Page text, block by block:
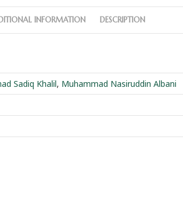
INFORMATION DESCRIPTION
Sadiq Khalil, Muhammad Nasiruddin Albani